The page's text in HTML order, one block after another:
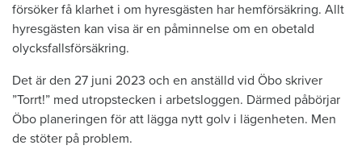
försöker få klarhet i om hyresgästen har hemförsäkring. Allt
hyresgästen kan visa är en påminnelse om en obetald
olycksfallsförsäkring.
Det är den 27 juni 2023 och en anställd vid Öbo skriver
”Torrt!” med utropstecken i arbetsloggen. Därmed påbörjar
Öbo planeringen för att lägga nytt golv i lägenheten. Men
de stöter på problem.